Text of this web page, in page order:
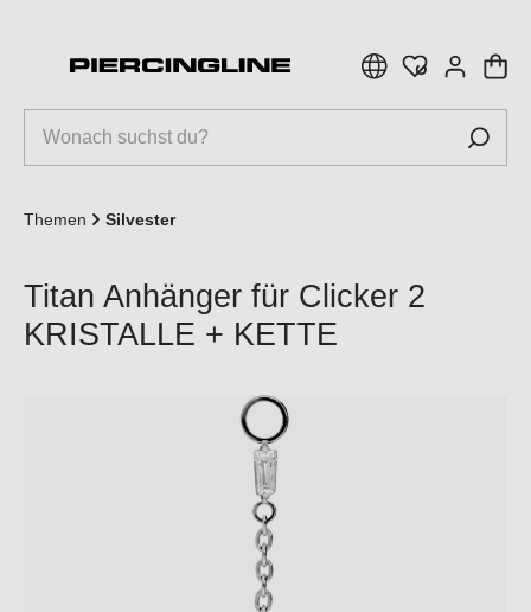
Themen Silvester
Titan Anhänger für Clicker 2
KRISTALLE + KETTE